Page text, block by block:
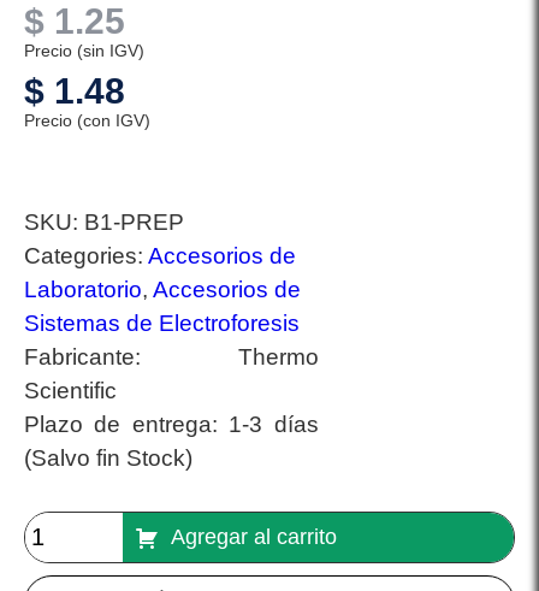
$ 1.25
Precio (sin IGV)
$ 1.48
Precio (con IGV)
SKU: B1-PREP
Categories: Accesorios de
Laboratorio, Accesorios de
Sistemas de Electroforesis
Fabricante: Thermo
Scientific
Plazo de entrega: 1-3 días
(Salvo fin Stock)
Agregar al carrito